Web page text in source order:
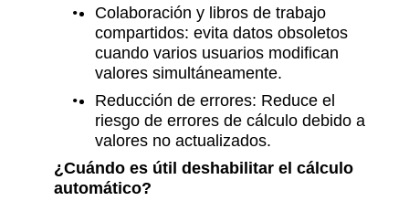
Colaboración y libros de trabajo
compartidos: evita datos obsoletos
cuando varios usuarios modifican
valores simultáneamente.
Reducción de errores: Reduce el
riesgo de errores de cálculo debido a
valores no actualizados.
¿Cuándo es útil deshabilitar el cálculo
automático?